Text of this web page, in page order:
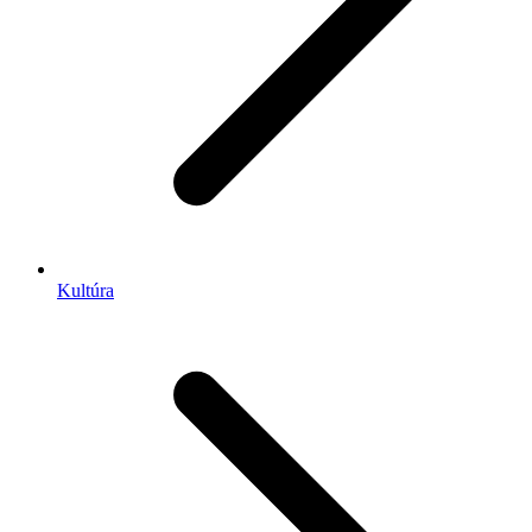
Kultúra